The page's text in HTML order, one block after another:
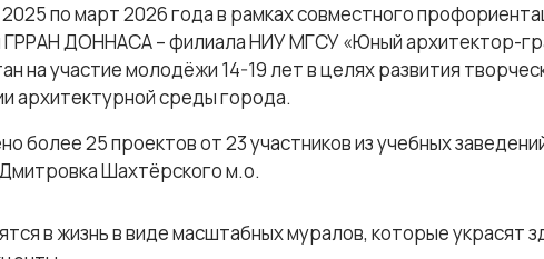
по март 2026 года в рамках совместного
ДОННАСА – филиала НИУ МГСУ «Юный архитектор-
на участие молодёжи 14-19 лет в целях развития
архитектурной среды города.
более 25 проектов от 23 участников из учебных
Шахтёрского м.о.
в жизнь в виде масштабных муралов, которые украсят